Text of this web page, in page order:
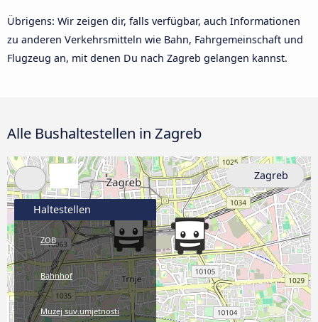
Übrigens: Wir zeigen dir, falls verfügbar, auch Informationen
zu anderen Verkehrsmitteln wie Bahn, Fahrgemeinschaft und
Flugzeug an, mit denen Du nach Zagreb gelangen kannst.
Alle Bushaltestellen in Zagreb
Haltestellen
ZOB
Bahnhof
Muzej suv.umjetnosti
Zagreb